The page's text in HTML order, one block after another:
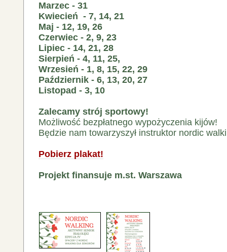
Marzec - 31
Kwiecień - 7, 14, 21
Maj - 12, 19, 26
Czerwiec - 2, 9, 23
Lipiec - 14, 21, 28
Sierpień - 4, 11, 25,
Wrzesień - 1, 8, 15, 22, 29
Październik - 6, 13, 20, 27
Listopad - 3, 10
Zalecamy strój sportowy!
Możliwość bezpłatnego wypożyczenia kijów!
Będzie nam towarzyszył instruktor nordic
Pobierz plakat!
Projekt finansuje m.st. Warszawa